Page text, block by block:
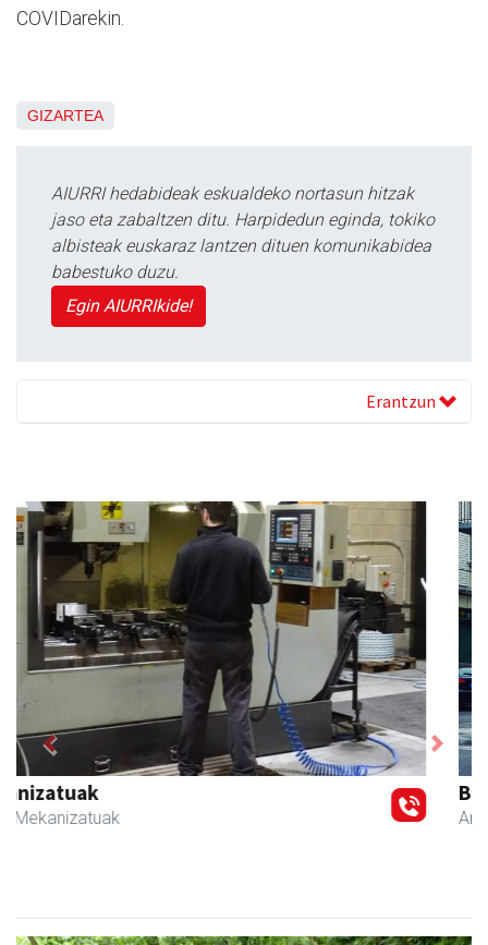
COVIDarekin.
GIZARTEA
AIURRI hedabideak eskualdeko nortasun hitzak
jaso eta zabaltzen ditu. Harpidedun eginda, tokiko
albisteak euskaraz lantzen dituen komunikabidea
babestuko duzu.
Egin AIURRIkide!
Erantzun
Bengoetxea autoeskola
Andoain - Autoeskolak
Previous Next